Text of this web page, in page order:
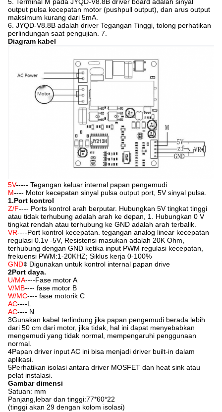
output pulsa kecepatan motor (pushpull output), dan arus output
maksimum kurang dari 5mA.
6. JYQD-V8.8B adalah driver Tegangan Tinggi, tolong perhatikan
perlindungan saat pengujian. 7.
Diagram kabel
5V----- Tegangan keluar internal papan pengemudi
M---- Motor kecepatan sinyal pulsa output port, 5V sinyal pulsa.
1.Port kontrol
Z/F---- Ports kontrol arah berputar. Hubungkan 5V tingkat tinggi
atau tidak terhubung adalah arah ke depan, 1. Hubungkan 0 V
tingkat rendah atau terhubung ke GND adalah arah terbalik.
VR----Port kontrol kecepatan. tegangan analog linear kecepatan
regulasi 0.1v -5V, Resistensi masukan adalah 20K Ohm,
terhubung dengan GND ketika input PWM regulasi kecepatan,
frekuensi PWM:1-20KHZ; Siklus kerja 0-100%
GND¢ Digunakan untuk kontrol internal papan drive
2Port daya.
U/MA----Fase motor A
V/MB---- fase motor B
W/MC---- fase motorik C
AC----L
AC---- N
3Gunakan kabel terlindung jika papan pengemudi berada lebih
dari 50 cm dari motor, jika tidak, hal ini dapat menyebabkan
mengemudi yang tidak normal, mempengaruhi penggunaan
normal.
4Papan driver input AC ini bisa menjadi driver built-in dalam
aplikasi.
5Perhatikan isolasi antara driver MOSFET dan heat sink atau
pelat instalasi.
Gambar dimensi
Satuan: mm
Panjang,lebar dan tinggi:77*60*22
(tinggi akan 29 dengan kolom isolasi)